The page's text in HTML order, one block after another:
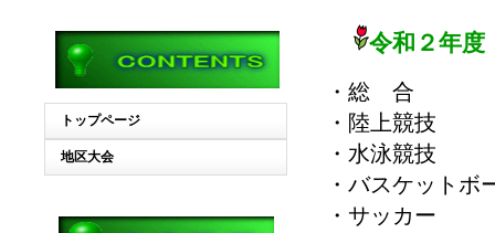
令和２年
・総 合
・陸上競
・水泳競技
・バスケット
・サッカ
トップページ
地区大会